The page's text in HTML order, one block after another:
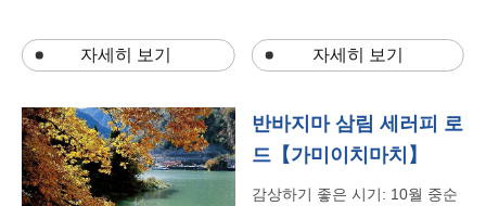
자세히 보기 ​​​​​​​ 자세히 보기
반바지마 삼림 세러피 로
드【가미이치마치】
감상하기 좋은 시기: 10월 중순